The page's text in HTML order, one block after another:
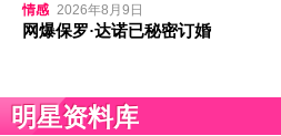
情感 2026年8月9日
网爆保罗·达诺已秘密订婚
明星资料库